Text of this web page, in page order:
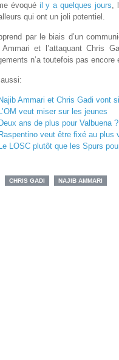
évoqué il y a quelques jours,
qui ont un joli potentiel.
par le biais d’un
Ammari et l’attaquant Chris
n’a toutefois pas encore
Najib Ammari et Chris Gadi vont
L’OM veut miser sur les jeunes
Deux ans de plus pour Valbuena ?
Raspentino veut être fixé au plus
Le LOSC plutôt que les Spurs
CHRIS GADI NAJIB AMMARI